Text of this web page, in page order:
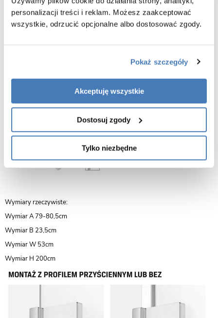
personalizacji treści i reklam. Możesz zaakceptować
wszystkie, odrzucić opcjonalne albo dostosować zgody.
Pokaż szczegóły
Akceptuję wszystkie
Dostosuj zgody
Tylko niezbędne
gwarancja 7 lat
Wymiary rzeczywiste:
Wymiar A 79-80,5cm
Wymiar B 23,5cm
Wymiar W 53cm
Wymiar H 200cm